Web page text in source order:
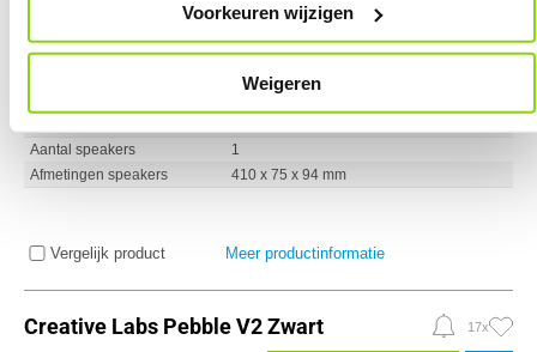
Voorkeuren wijzigen
Weigeren
3.5 mm
Bluetooth
2.0
Aantal speakers
1
Afmetingen speakers
410 x 75 x 94 mm
Vergelijk product Meer productinformatie
Creative Labs Pebble V2 Zwart 17x